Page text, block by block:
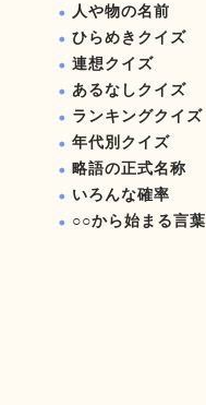
人や物の名前
ひらめきクイズ
連想クイズ
あるなしクイズ
ランキングクイズ
年代別クイズ
略語の正式名称
いろんな確率
○○から始まる言葉